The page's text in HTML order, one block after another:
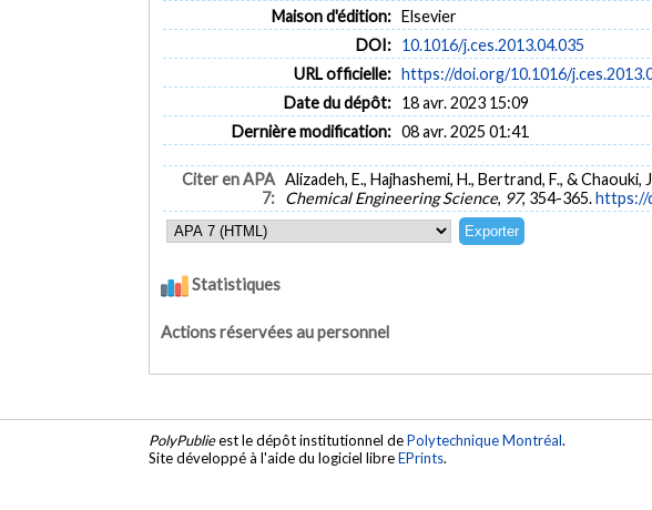
Maison d'édition: Elsevier
DOI: 10.1016/j.ces.2013.04.035
URL officielle: https://doi.org/10.1016/
Date du dépôt: 18 avr. 2023 15:09
Dernière modification: 08 avr. 2025 01:41
Citer en APA
7:
Alizadeh, E., Hajhashemi, H., Bertrand, F., &
Chemical Engineering Science, 97, 354-365.https://
Statistiques
Actions réservées au personnel
PolyPublieest le dépôt institutionnel dePolytechnique Montréal.
Site développé à l'aide du logiciel libreEPrints.